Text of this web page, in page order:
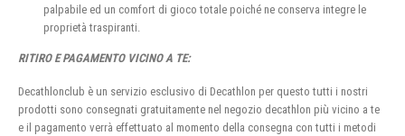
palpabile ed un comfort di gioco totale poiché ne conserva integre le
proprietà traspiranti.
RITIRO E PAGAMENTO VICINO A TE:
Decathlonclub è un servizio esclusivo di Decathlon per questo tutti i nostri
prodotti sono consegnati gratuitamente nel negozio decathlon più vicino a te
e il pagamento verrà effettuato al momento della consegna con tutti i metodi